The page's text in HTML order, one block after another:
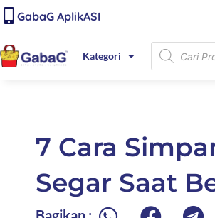
content
Lewati
ke
konten
GabaG AplikASI
Kategori
Products
search
7 Cara
Segar Saat